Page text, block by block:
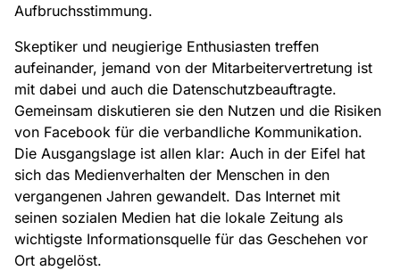
Aufbruchsstimmung.
Skeptiker und neugierige Enthusiasten treffen
aufeinander, jemand von der Mitarbeitervertretung ist
mit dabei und auch die Datenschutzbeauftragte.
Gemeinsam diskutieren sie den Nutzen und die Risiken
von Facebook für die verbandliche Kommunikation.
Die Ausgangslage ist allen klar: Auch in der Eifel hat
sich das Medienverhalten der Menschen in den
vergangenen Jahren gewandelt. Das Internet mit
seinen sozialen Medien hat die lokale Zeitung als
wichtigste Informationsquelle für das Geschehen vor
Ort abgelöst.